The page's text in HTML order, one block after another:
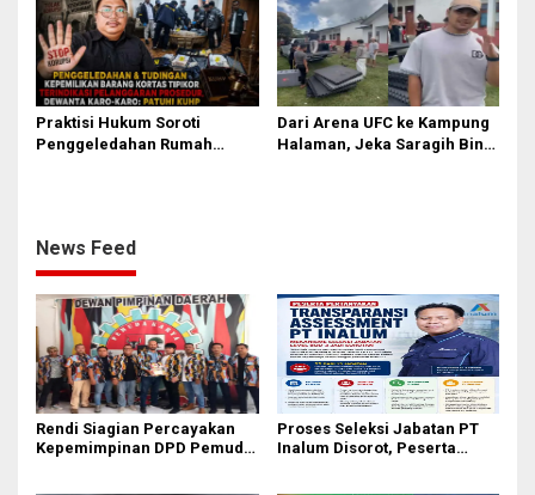
Praktisi Hukum Soroti
Penggeledahan Rumah
Dari Arena UFC ke Kampung
Halaman, Jeka Saragih Bina
News Feed
Rendi Siagian Percayakan
Kepemimpinan DPD Pemuda
Proses Seleksi Jabatan PT
Inalum Disorot, Peserta